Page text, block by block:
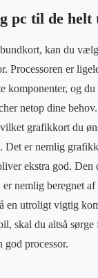
pc til de helt
kan du
Processoren er
komponenter, og
netop dine
grafikkort du
Det er nemlig
ekstra god. Den
nemlig beregnet
en utroligt vigtig
skal du altså
processor.